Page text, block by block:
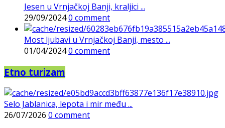
Jesen u Vrnjačkoj Banji, kraljici ...
29/09/20240 comment
Most ljubavi u Vrnjačkoj Banji, mesto ...
01/04/20240 comment
Etno turizam
Selo Jablanica, lepota i mir među ...
26/07/2026 0 comment